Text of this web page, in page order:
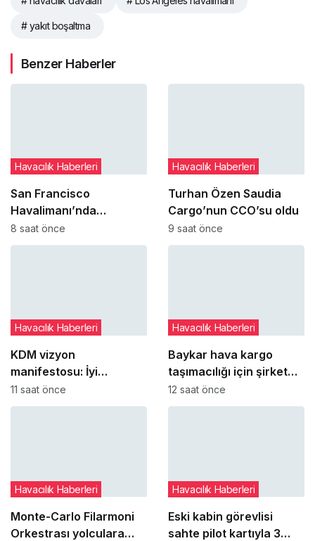
# yakıt boşaltma
Benzer Haberler
San Francisco
Havalimanı’nda
uçakların paralel
pistlere inişleri 12
Havacılık Haberleri
8 saat önce
Turhan Özen Saudia
Cargo’nun CCO’su oldu
Havacılık Haberleri
9 saat önce
KDM vizyon
manifestosu: İyi
yönetimi kişilere bağlı
olmaktan çıkarıp
Havacılık Haberleri
11 saat önce
Baykar hava kargo
taşımacılığı için şirket
kurmaya hazırlanıyor
Havacılık Haberleri
12 saat önce
Monte-Carlo Filarmoni
Orkestrası yolculara
Havacılık Haberleri
Eski kabin görevlisi
sahte pilot kartıyla 3
Havacılık Haberleri